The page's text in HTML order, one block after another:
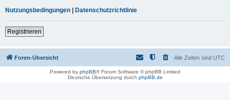
Nutzungsbedingungen | Datenschutzrichtlinie
Registrieren
Foren-Übersicht Alle Zeiten sind UTC
Powered by phpBB® Forum Software © phpBB Limited
Deutsche Übersetzung durch phpBB.de